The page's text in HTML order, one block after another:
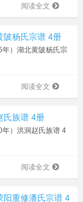
阅读全文
陂杨氏宗谱 4册
）湖北黄陂杨氏宗
阅读全文
氏族谱 4册
）洪洞赵氏族谱 4
阅读全文
阳重修潘氏宗谱 4